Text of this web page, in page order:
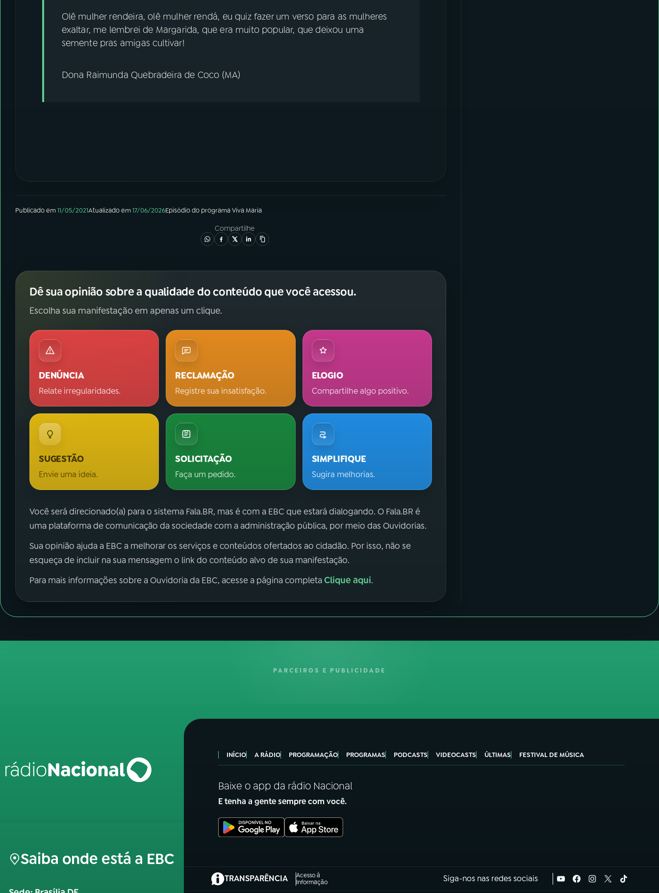
Olê mulher rendeira, olê mulher rendá, eu quiz fazer um verso para as mulheres
exaltar, me lembrei de Margarida, que era muito popular, que deixou uma
semente pras amigas cultivar!
Dona Raimunda Quebradeira de Coco (MA)
Publicado em11/05/2021Atualizado em17/06/2026Episódiodo programaViva Maria
Compartilhe
Dê sua opinião sobre a qualidade do conteúdo que você acessou.
Escolha sua manifestação em apenas um clique.
DENÚNCIA
Relate irregularidades.
RECLAMAÇÃO
Registre sua insatisfação.
ELOGIO
Compartilhe algo positivo.
SUGESTÃO
Envie uma ideia.
SOLICITAÇÃO
Faça um pedido.
SIMPLIFIQUE
Sugira melhorias.
Você será direcionado(a) para o sistema Fala.BR, mas é com a EBC que estará dialogando. O Fala.BR é
uma plataforma de comunicação da sociedade com a administração pública, por meio das Ouvidorias.
Sua opinião ajuda a EBC a melhorar os serviços e conteúdos ofertados ao cidadão. Por isso, não se
esqueça de incluir na sua mensagem o link do conteúdo alvo de sua manifestação.
Para mais informações sobre a Ouvidoria da EBC, acesse a página completaClique aqui.
PARCEIROS E PUBLICIDADE
Saiba onde está a EBC
INÍCIO A RÁDIO PROGRAMAÇÃO PROGRAMAS PODCASTS VIDEOCASTS ÚLTIMAS FESTIVAL DE MÚSICA
Baixe o app da rádio Nacional
E tenha a gente sempre com você.
TRANSPARÊNCIA
Acesso à
Informação
(abre em nova aba) Siga-nos nas redes sociais